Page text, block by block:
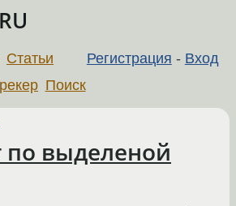
Регистрация - Вход
Статьи
Поиск
по выделеной